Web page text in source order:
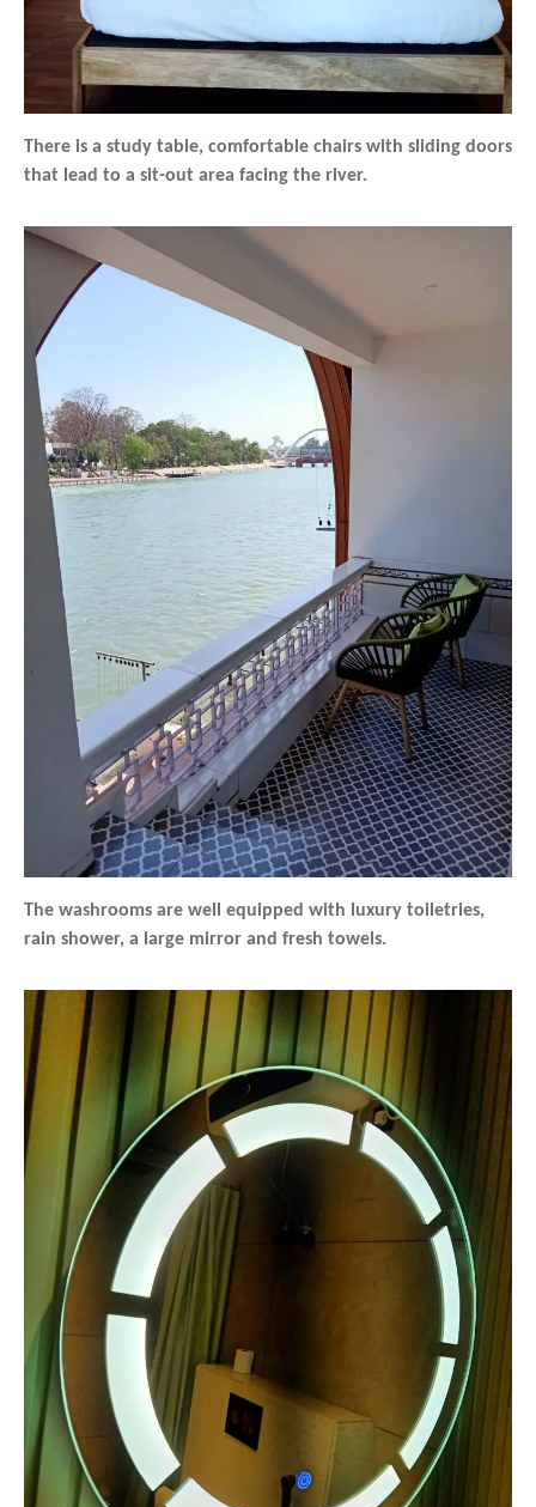
There is a study table, comfortable chairs with sliding doors
that lead to a sit-out area facing the river.
The washrooms are well equipped with luxury toiletries,
rain shower, a large mirror and fresh towels.